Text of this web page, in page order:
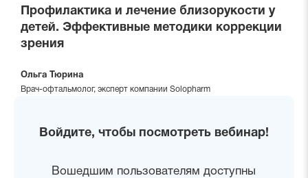
Профилактика и лечение близорукости у
детей. Эффективные методики коррекции
зрения
Ольга Тюрина
Врач-офтальмолог, эксперт компании Solopharm
Войдите, чтобы посмотреть вебинар!
Вошедшим пользователям доступны